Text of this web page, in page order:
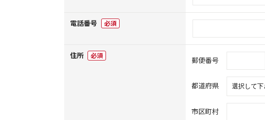
電話番号 必須
住所 必須 郵便番号
都道府県
市区町村